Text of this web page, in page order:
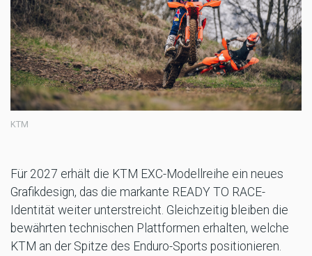
KTM
Für 2027 erhält die KTM EXC-Modellreihe ein neues
Grafikdesign, das die markante READY TO RACE-
Identität weiter unterstreicht. Gleichzeitig bleiben die
bewährten technischen Plattformen erhalten, welche
KTM an der Spitze des Enduro-Sports positionieren.